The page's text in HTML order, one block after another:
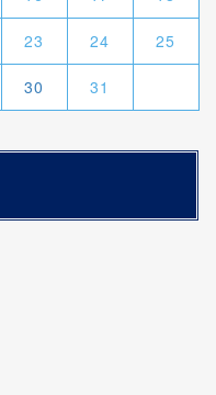
23 24 25
30 31